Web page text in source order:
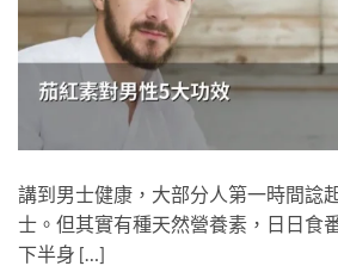
講到男士健康，大部分人第一時間諗
士。但其實有種天然營養素，日日食
下半身 […]